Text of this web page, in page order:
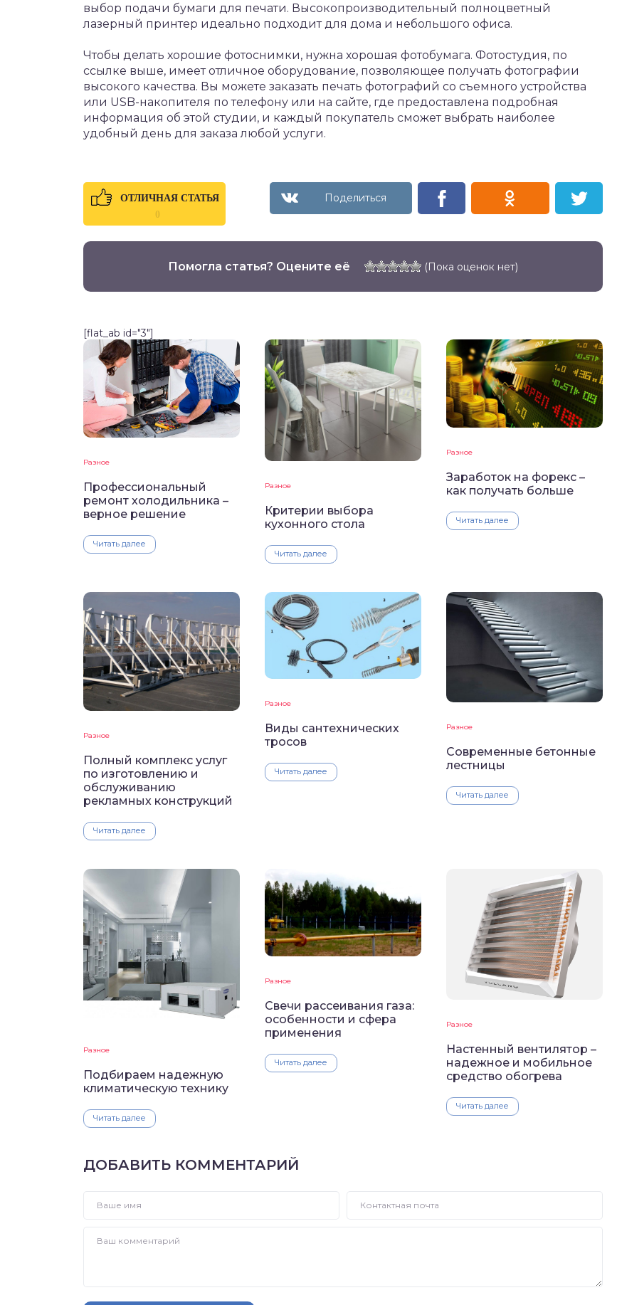
выбор подачи бумаги для печати. Высокопроизводительный полноцветный
лазерный принтер идеально подходит для дома и небольшого офиса.
Чтобы делать хорошие фотоснимки, нужна хорошая фотобумага. Фотостудия, по
ссылке выше, имеет отличное оборудование, позволяющее получать фотографии
высокого качества. Вы можете заказать печать фотографий со съемного устройства
или USB-накопителя по телефону или на сайте, где предоставлена подробная
информация об этой студии, и каждый покупатель сможет выбрать наиболее
удобный день для заказа любой услуги.
ОТЛИЧНАЯ СТАТЬЯ
0
Помогла статья? Оцените её (Пока оценок нет)
[flat_ab id="3"]
Разное
Профессиональный
ремонт холодильника –
верное решение
Читать далее
Разное
Критерии выбора
кухонного стола
Читать далее
Разное
Заработок на форекс –
как получать больше
Читать далее
Разное
Полный комплекс услуг
по изготовлению и
обслуживанию
рекламных конструкций
Читать далее
Разное
Виды сантехнических
тросов
Читать далее
Разное
Современные бетонные
лестницы
Читать далее
Разное
Подбираем надежную
климатическую технику
Читать далее
Разное
Свечи рассеивания газа:
особенности и сфера
применения
Читать далее
Разное
Настенный вентилятор –
надежное и мобильное
средство обогрева
Читать далее
ДОБАВИТЬ КОММЕНТАРИЙ